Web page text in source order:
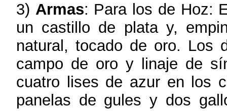
3) Armas: Para los de Hoz:
un castillo de plata y,
natural, tocado de oro. Los
campo de oro y linaje de
cuatro lises de azur en los
panelas de gules y dos